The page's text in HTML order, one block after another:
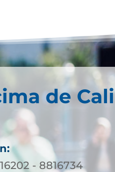
de Cali
- 8816734